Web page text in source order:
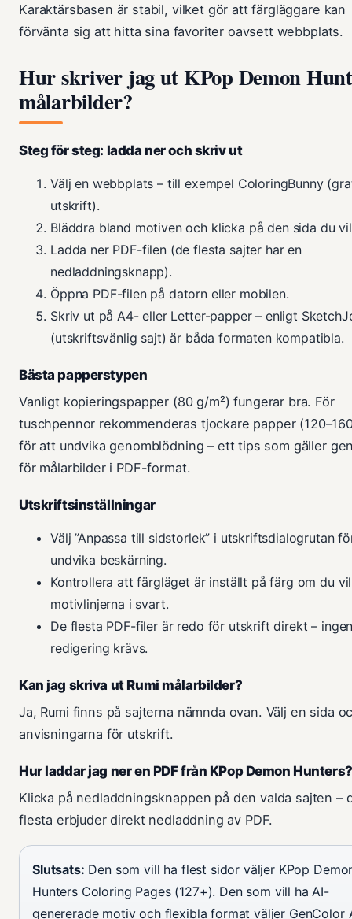
Karaktärsbasen är stabil, vilket gör att färgläggare kan
förvänta sig att hitta sina favoriter oavsett webbplats.
Hur skriver jag ut KPop Demon
målarbilder?
Steg för steg: ladda ner och skriv ut
Välj en webbplats – till exempel ColoringBunny
utskrift).
Bläddra bland motiven och klicka på den sida du
Ladda ner PDF-filen (de flesta sajter har en
nedladdningsknapp).
Öppna PDF-filen på datorn eller mobilen.
Skriv ut på A4- eller Letter-papper – enligt
(utskriftsvänlig sajt) är båda formaten kompatibla.
Bästa papperstypen
Vanligt kopieringspapper (80 g/m²) fungerar bra. För
tuschpennor rekommenderas tjockare papper
för att undvika genomblödning – ett tips som gäller
för målarbilder i PDF-format.
Utskriftsinställningar
Välj ”Anpassa till sidstorlek” i utskriftsdialogrutan
undvika beskärning.
Kontrollera att färgläget är inställt på färg om du
motivlinjerna i svart.
De flesta PDF-filer är redo för utskrift direkt –
redigering krävs.
Kan jag skriva ut Rumi målarbilder?
Ja, Rumi finns på sajterna nämnda ovan. Välj en sida
anvisningarna för utskrift.
Hur laddar jag ner en PDF från KPop Demon Hunters?
Klicka på nedladdningsknappen på den valda sajten –
flesta erbjuder direkt nedladdning av PDF.
Slutsats: Den som vill ha flest sidor väljer KPop
Hunters Coloring Pages (127+). Den som vill ha AI-
genererade motiv och flexibla format väljer GenColor